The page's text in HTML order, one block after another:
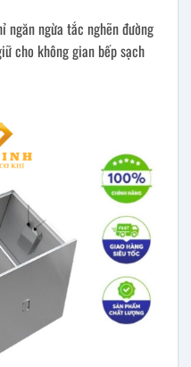
ngăn ngừa tắc nghẽn đường
cho không gian bếp sạch